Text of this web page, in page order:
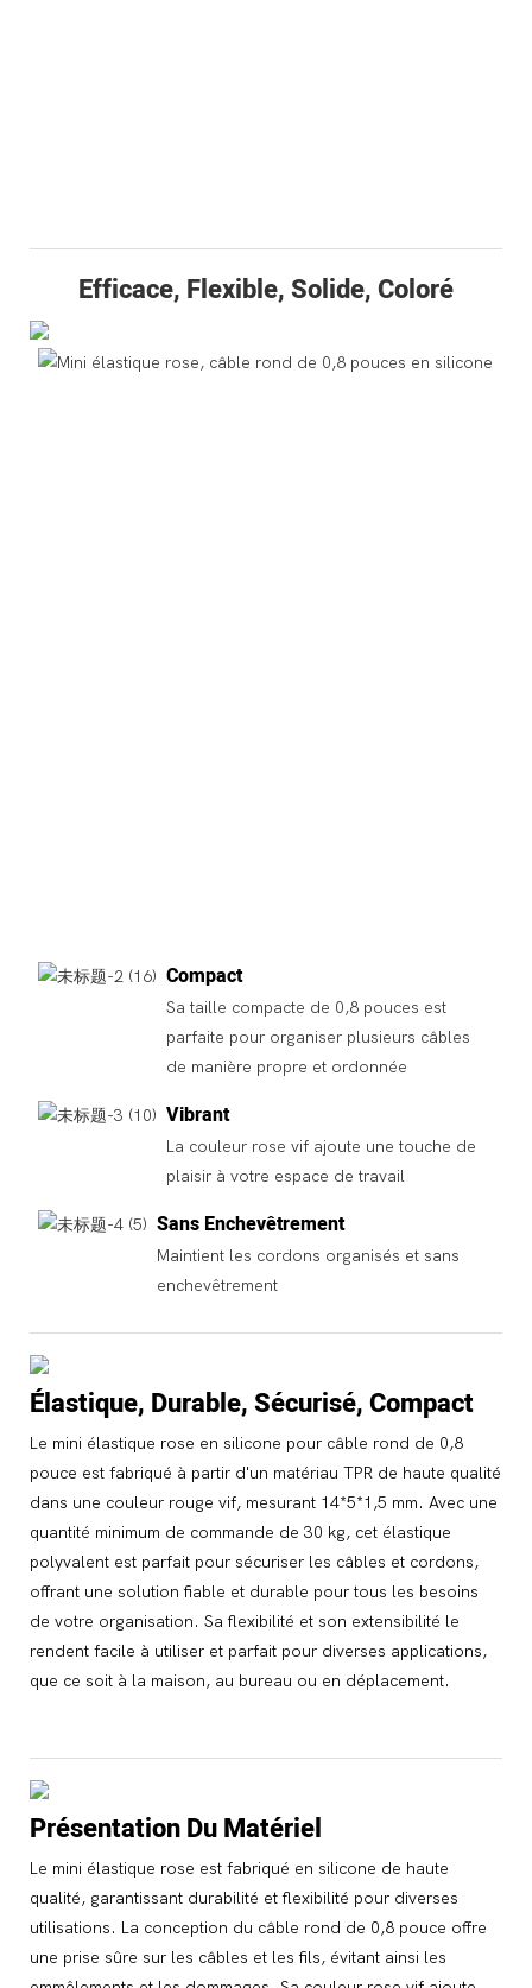
Efficace, Flexible, Solide, Coloré
Compact
Sa taille compacte de 0,8 pouces est
parfaite pour organiser plusieurs câbles
de manière propre et ordonnée
Vibrant
La couleur rose vif ajoute une touche de
plaisir à votre espace de travail
Sans Enchevêtrement
Maintient les cordons organisés et sans
enchevêtrement
Élastique, Durable, Sécurisé, Compact
Le mini élastique rose en silicone pour câble rond de 0,8
pouce est fabriqué à partir d'un matériau TPR de haute qualité
dans une couleur rouge vif, mesurant 14*5*1,5 mm. Avec une
quantité minimum de commande de 30 kg, cet élastique
polyvalent est parfait pour sécuriser les câbles et cordons,
offrant une solution fiable et durable pour tous les besoins
de votre organisation. Sa flexibilité et son extensibilité le
rendent facile à utiliser et parfait pour diverses applications,
que ce soit à la maison, au bureau ou en déplacement.
Présentation Du Matériel
Le mini élastique rose est fabriqué en silicone de haute
qualité, garantissant durabilité et flexibilité pour diverses
utilisations. La conception du câble rond de 0,8 pouce offre
une prise sûre sur les câbles et les fils, évitant ainsi les